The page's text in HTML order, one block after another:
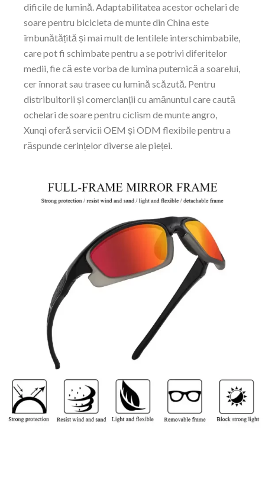
dificile de lumină. Adaptabilitatea acestor ochelari de
soare pentru bicicleta de munte din China este
îmbunătățită și mai mult de lentilele interschimbabile,
care pot fi schimbate pentru a se potrivi diferitelor
medii, fie că este vorba de lumina puternică a soarelui,
cer înnorat sau trasee cu lumină scăzută. Pentru
distribuitorii și comercianții cu amănuntul care caută
ochelari de soare pentru ciclism de munte angro,
Xunqi oferă servicii OEM și ODM flexibile pentru a
răspunde cerințelor diverse ale pieței.